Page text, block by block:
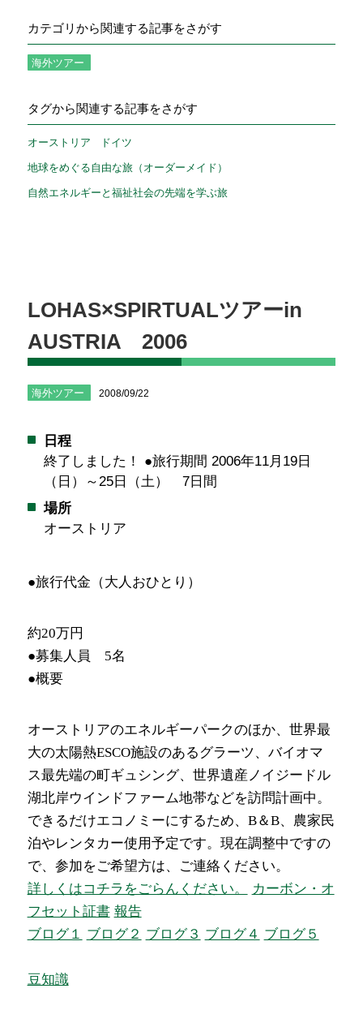
カテゴリから関連する記事をさがす
海外ツアー
タグから関連する記事をさがす
オーストリア ドイツ
地球をめぐる自由な旅（オーダーメイド）
自然エネルギーと福祉社会の先端を学ぶ旅
LOHAS×SPIRTUALツアーin
AUSTRIA 2006
海外ツアー 2008/09/22
日程
終了しました！ ●旅行期間 2006年11月19日
（日）～25日（土） 7日間
場所
オーストリア
●旅行代金（大人おひとり）
約20万円
●募集人員 5名
●概要
オーストリアのエネルギーパークのほか、世界最
大の太陽熱ESCO施設のあるグラーツ、バイオマ
ス最先端の町ギュシング、世界遺産ノイジードル
湖北岸ウインドファーム地帯などを訪問計画中。
できるだけエコノミーにするため、B＆B、農家民
泊やレンタカー使用予定です。現在調整中ですの
で、参加をご希望方は、ご連絡ください。
詳しくはコチラをごらんください。
カーボン・オ
フセット証書 報告
ブログ１
ブログ２ ブログ３ ブログ４ ブログ５
豆知識